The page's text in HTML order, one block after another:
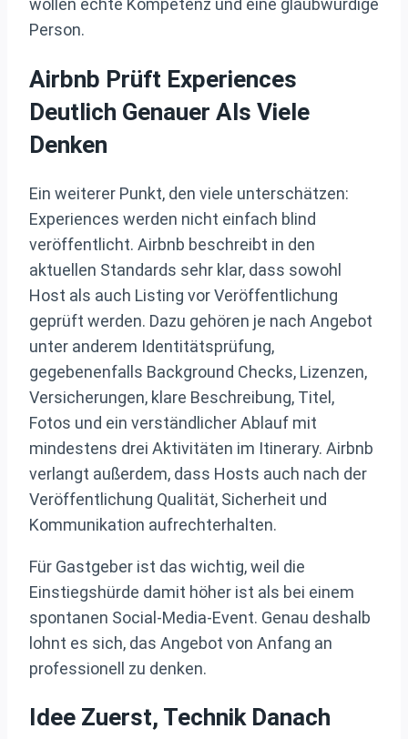
wollen echte Kompetenz und eine glaubwürdige
Person.
Airbnb Prüft Experiences
Deutlich Genauer Als Viele
Denken
Ein weiterer Punkt, den viele unterschätzen:
Experiences werden nicht einfach blind
veröffentlicht. Airbnb beschreibt in den
aktuellen Standards sehr klar, dass sowohl
Host als auch Listing vor Veröffentlichung
geprüft werden. Dazu gehören je nach Angebot
unter anderem Identitätsprüfung,
gegebenenfalls Background Checks, Lizenzen,
Versicherungen, klare Beschreibung, Titel,
Fotos und ein verständlicher Ablauf mit
mindestens drei Aktivitäten im Itinerary. Airbnb
verlangt außerdem, dass Hosts auch nach der
Veröffentlichung Qualität, Sicherheit und
Kommunikation aufrechterhalten.
Für Gastgeber ist das wichtig, weil die
Einstiegshürde damit höher ist als bei einem
spontanen Social-Media-Event. Genau deshalb
lohnt es sich, das Angebot von Anfang an
professionell zu denken.
Idee Zuerst, Technik Danach